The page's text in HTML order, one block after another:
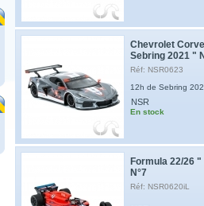
Chevrolet
Sebring 2021 "
Réf: NSR0623
12h de Sebring
NSR
En stock
Formula 22/26
N°7
Réf: NSR0620iL